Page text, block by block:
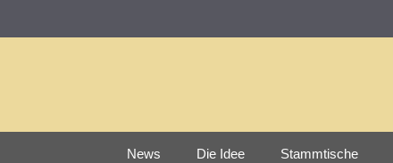
News Die Idee Stammtische